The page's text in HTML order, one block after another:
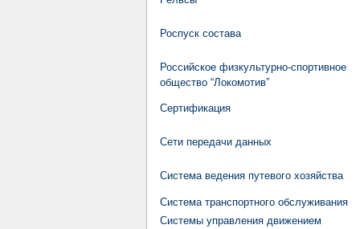
Роспуск состава
Российское физкультурно-спортивное
общество “Локомотив”
Сертификация
Сети передачи данных
Система ведения путевого хозяйства
Система транспортного обслуживания
Системы управления движением